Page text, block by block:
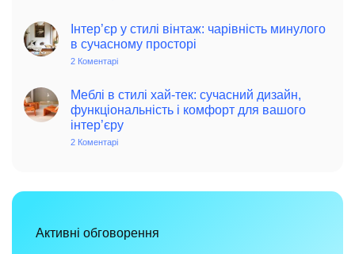
особливості
та
поради
–
джерело
позитиву
інтер’єрі
Інтер’єр у стилі вінтаж: чарівність минулого
в сучасному просторі
2 Коментарі
стилі
чарівність
минулого
в
Меблі в стилі хай-тек: сучасний дизайн,
функціональність і комфорт для вашого
інтер’єру
2 Коментарі
тек:
і
Активні обговорення